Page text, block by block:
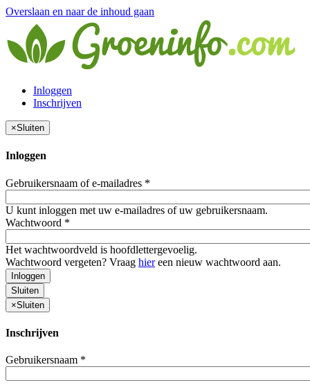
Overslaan en naar de inhoud gaan
Inloggen
Inschrijven
×Sluiten
Inloggen
Gebruikersnaam of e-mailadres *
U kunt inloggen met uw e-mailadres of uw gebruikersnaam.
Wachtwoord *
Het wachtwoordveld is hoofdlettergevoelig.
Wachtwoord vergeten? Vraag hiereen nieuw wachtwoord aan.
Inloggen
Sluiten
×Sluiten
Inschrijven
Gebruikersnaam *